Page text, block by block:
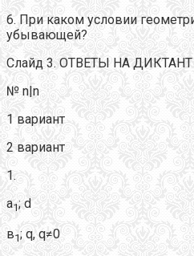
6. При каком условии
убывающей?
Слайд 3. ОТВЕТЫ НА ДИКТАНТ
№ n|n
1 вариант
2 вариант
1.
а1; d
в1; q, q≠0